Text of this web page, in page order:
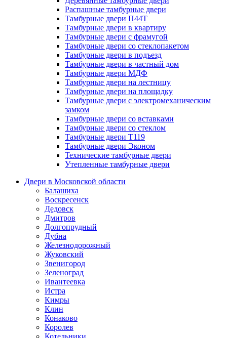
Распашные тамбурные двери
Тамбурные двери П44Т
Тамбурные двери в квартиру
Тамбурные двери с фрамугой
Тамбурные двери со стеклопакетом
Тамбурные двери в подъезд
Тамбурные двери в частный дом
Тамбурные двери МДФ
Тамбурные двери на лестницу
Тамбурные двери на площадку
Тамбурные двери с электромеханическим
замком
Тамбурные двери со вставками
Тамбурные двери со стеклом
Тамбурные двери Т119
Тамбурные двери Эконом
Технические тамбурные двери
Утепленные тамбурные двери
Двери в Московской области
Балашиха
Воскресенск
Дедовск
Дмитров
Долгопрудный
Дубна
Железнодорожный
Жуковский
Звенигород
Зеленоград
Ивантеевка
Истра
Кимры
Клин
Конаково
Королев
Котельники